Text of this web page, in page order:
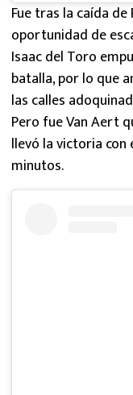
Fue tras la caída
oportunidad de
Isaac del Toro
batalla, por lo que
las calles
Pero fue Van Aert
llevó la victoria
minutos.